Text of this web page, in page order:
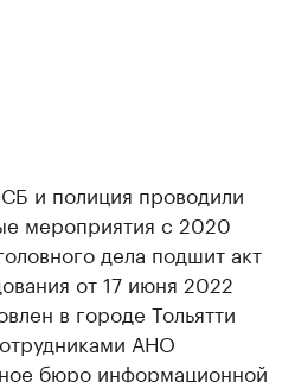
и полиция проводили
мероприятия с 2020
дела подшит акт
от 17 июня 2022
в городе Тольятти
АНО
бюро информационной